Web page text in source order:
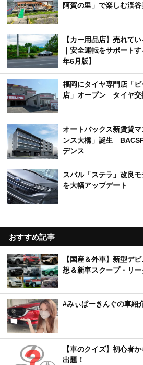
阿賀の里」で楽しむ渓
【カー用品店】売れて
｜安全運転をサポート
年6月版】
福岡にタイヤ専門店「
店」オープン タイヤ交
オートバックス新賃貸
ンス大橋」誕生
デンス
スバル「ステラ」改良
を大幅アップデート
おすすめ記事
【国産＆外車】新型デ
想＆新車スクープ・リ
#みぃぱーきんぐの車紹
【車のクイズ】初心者
出題！